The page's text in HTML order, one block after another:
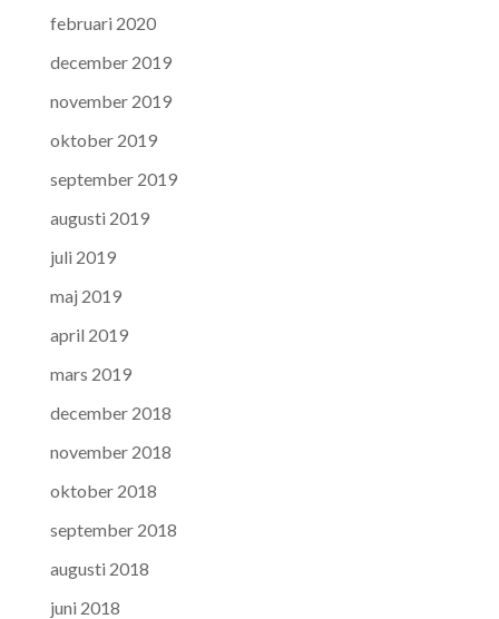
februari 2020
december 2019
november 2019
oktober 2019
september 2019
augusti 2019
juli 2019
maj 2019
april 2019
mars 2019
december 2018
november 2018
oktober 2018
september 2018
augusti 2018
juni 2018